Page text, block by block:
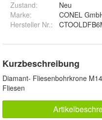
Zustand:
Neu
Marke:
CONEL
Hersteller Nr.:
Kurzbeschreibung
Diamant- Fliesenbohrkrone
Fliesen